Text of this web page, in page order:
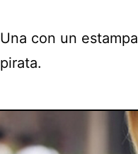
Una con un
pirata.